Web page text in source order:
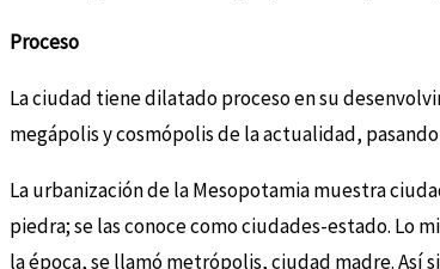
Proceso
La ciudad tiene dilatado proceso en su
megápolis y cosmópolis de la actualidad,
La urbanización de la Mesopotamia muestra
piedra; se las conoce como ciudades-estado. Lo
la época, se llamó metrópolis, ciudad madre. Así